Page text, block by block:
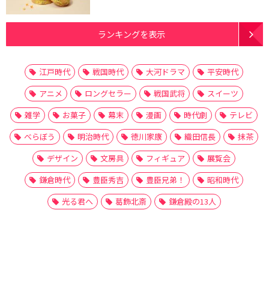
ランキングを表示
江戸時代 戦国時代 大河ドラマ
平安時代
アニメ
ロングセラー 戦国武将
スイーツ
雑学
お菓子 幕末 漫画 時代劇
テレビ
べらぼう
明治時代 徳川家康 織田信長
抹茶
デザイン
文房具 フィギュア
展覧会
鎌倉時代
豊臣秀吉 豊臣兄弟！
昭和時代
光る君へ
葛飾北斎 鎌倉殿の13人